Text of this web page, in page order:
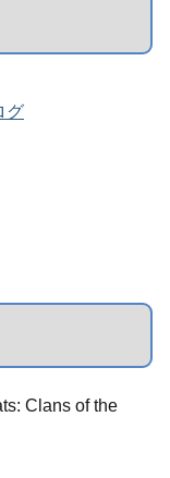
グ
Clans of the